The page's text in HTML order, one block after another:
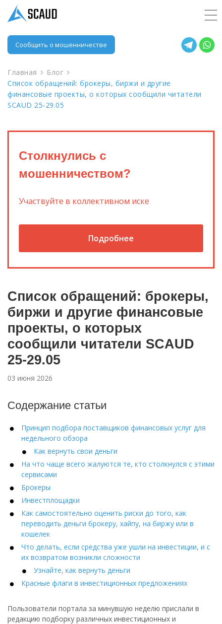
Сообщить о мошенничестве
Главная
Блог
Список обращений: брокеры, биржи и другие
финансовые проекты, о которых сообщили читатели
SCAUD 25-29.05
Столкнулись с
мошенничеством?
Участвуйте в коллективном иске
Подробнее
Список обращений: брокеры,
биржи и другие финансовые
проекты, о которых
сообщили читатели SCAUD
25-29.05
03 июня 2026
Содержание статьи
Принцип подбора поставщиков финансовых услуг для
недельного обзора
Как вернуть свои деньги
На что чаще всего жалуются те, кто столкнулся с этими
сервисами
Брокеры
Инвестплощадки
Как самостоятельно оценить риски до того, как
переводить деньги брокеру, хайпу, на биржу или в
кошелек
Что делать, если средства уже ушли на инвестиции, и с
их возвратом возникли сложности
Узнайте, как вернуть деньги
Красные флаги в инвестиционных предложениях
Пользователи портала за минувшую неделю прислали в
редакцию подборку различных инвестиционных и